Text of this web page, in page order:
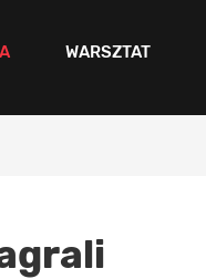
WARSZTAT